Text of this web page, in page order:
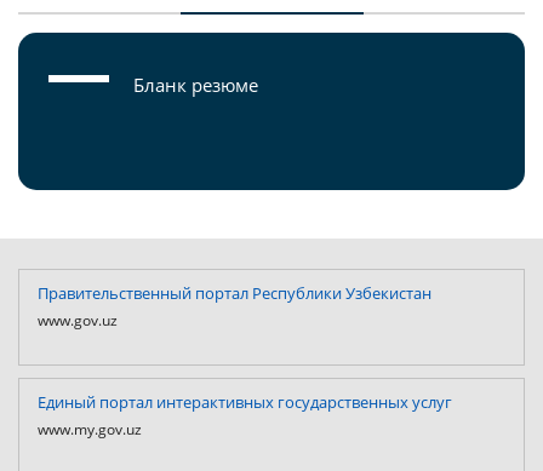
Бланк резюме
Правительственный портал Республики Узбекистан
www.gov.uz
Единый портал интерактивных государственных услуг
www.my.gov.uz